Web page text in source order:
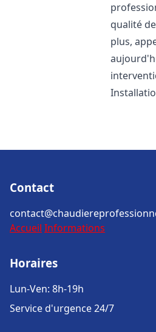
qualité
plus,
Contact
Accueil Informations
Horaires
Lun-Ven: 8h-19h
Service d'urgence 24/7